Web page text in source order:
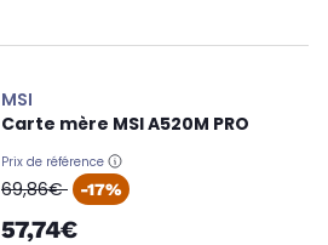
MSI
Carte mère MSI A520M PRO
Prix de référence
oldPrice
69,86€ -17%
57,74€